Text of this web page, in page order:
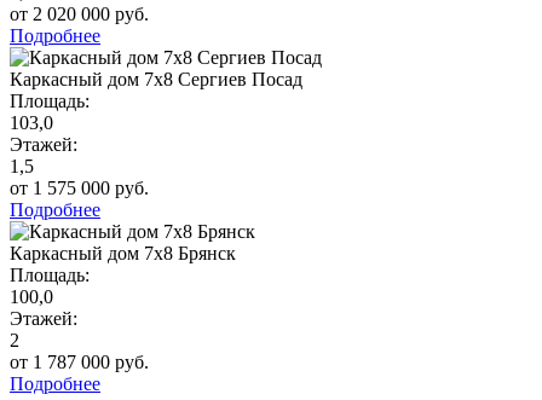
от 2 020 000 руб.
Подробнее
Каркасный дом 7х8 Сергиев Посад
Площадь:
103,0
Этажей:
1,5
от 1 575 000 руб.
Подробнее
Каркасный дом 7х8 Брянск
Площадь:
100,0
Этажей:
2
от 1 787 000 руб.
Подробнее